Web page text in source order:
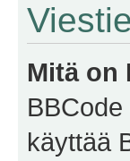
Mitä on
käyttää